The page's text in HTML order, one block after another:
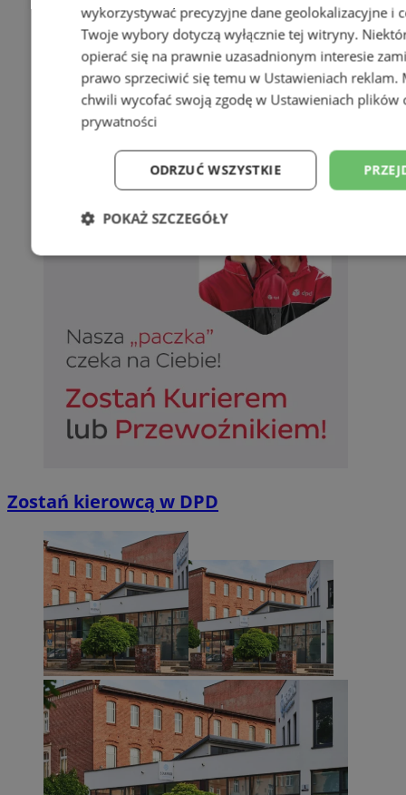
Zostań kierowcą w DPD
wykorzystywać precyzyjne dane geolokalizacyjne i
Twoje wybory dotyczą wyłącznie tej witryny.
opierać się na prawnie uzasadnionym interesie
prawo sprzeciwić się temu w Ustawieniach reklam.
chwili wycofać swoją zgodę w Ustawieniach plików
prywatności
ODRZUĆ WSZYSTKIE
POKAŻ SZCZEGÓŁY
Niezbędne Wydajność
Niesklasyfikowane
takich jak logowanie użytkownika i zarządzanie kontem. Bez
Nazwa
Domena
SessID
sosnowiecki.pl
QeSessID sosnowiecki.pl
MvSessID sosnowiecki.pl
euds .rfihub.com